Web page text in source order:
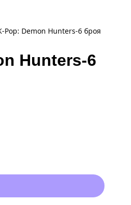
Pop: Demon Hunters-6 броя
Hunters-6